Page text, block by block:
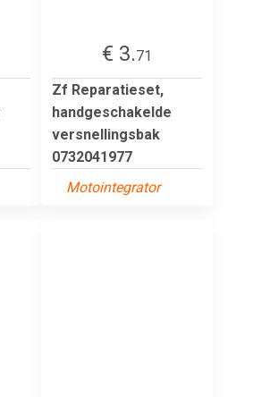
€ 3.71
Zf Reparatieset,
handgeschakelde
versnellingsbak
0732041977
Motointegrator